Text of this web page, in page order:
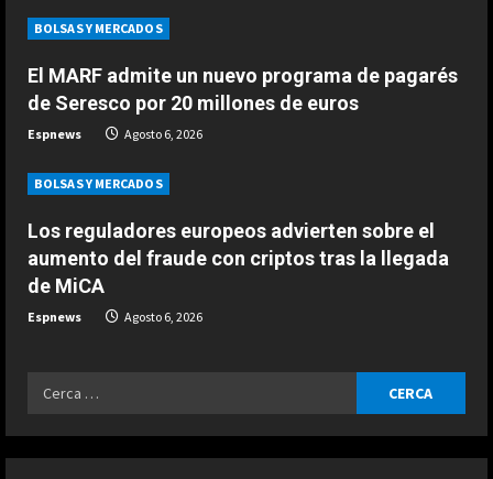
d
i
n
g
BOLSAS Y MERCADOS
El MARF admite un nuevo programa de pagarés
de Seresco por 20 millones de euros
Espnews Agosto 6, 2026
BOLSAS Y MERCADOS
Los reguladores europeos advierten sobre el
aumento del fraude con criptos tras la llegada
de MiCA
Espnews Agosto 6, 2026
Ricerca
4
El jefe de Ducati alucina con la
imposible hace un mes…”
Agosto 6, 2026
5
confesión de Stroll a Pedro de la
Rosa
“Márquez y Rossi tienen cosas en
la gran cualidad que ambos